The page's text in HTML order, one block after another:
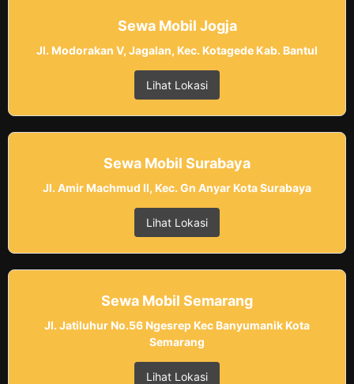
Sewa Mobil Jogja
Jl. Modorakan V, Jagalan, Kec. Kotagede Kab. Bantul
Lihat Lokasi
Sewa Mobil Surabaya
Jl. Amir Machmud II, Kec. Gn Anyar Kota Surabaya
Lihat Lokasi
Sewa Mobil Semarang
Jl. Jatiluhur No.56 Ngesrep Kec Banyumanik Kota
Semarang
Lihat Lokasi